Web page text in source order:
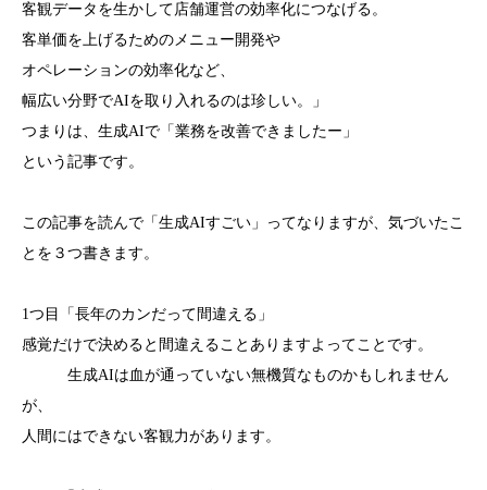
客観データを生かして店舗運営の効率化につなげる。
客単価を上げるためのメニュー開発や
オペレーションの効率化など、
幅広い分野でAIを取り入れるのは珍しい。」
つまりは、生成AIで「業務を改善できましたー」
という記事です。
この記事を読んで「生成AIすごい」ってなりますが、気づいたこ
とを３つ書きます。
1つ目「長年のカンだって間違える」
感覚だけで決めると間違えることありますよってことです。
生成AIは血が通っていない無機質なものかもしれません
が、
人間にはできない客観力があります。